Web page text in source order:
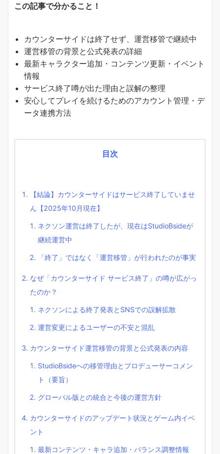
この記事で分かること！
カウンターサイドは終了せず、運営移管で継続中
運営移管の背景と公式発表の詳細
最新キャラクター追加・コンテンツ更新・イベント
情報
サービス終了噂が出た理由と誤解の整理
安心してプレイを続けるためのアカウント管理・デ
ータ連携方法
目次
【結論】カウンターサイドはサービス終了していませ
ん【2025年10月現在】
ネクソン運営は終了したが、現在はStudioBsideが
継続運営中
「終了」ではなく「運営移管」が行われたのが事実
なぜ「カウンターサイド サービス終了」の噂が広がっ
たのか？
ネクソンによる終了発表とSNSでの誤解拡散
運営変更によるユーザーの不安と混乱
カウンターサイド運営移管の背景と公式発表の内容
StudioBsideへの移管理由とプロデューサーコメン
ト（要旨）
グローバル版との統合と今後の運営方針
カウンターサイドのアップデート状況とゲーム内イベ
ント
最新コンテンツ・キャラ追加・バランス調整情報